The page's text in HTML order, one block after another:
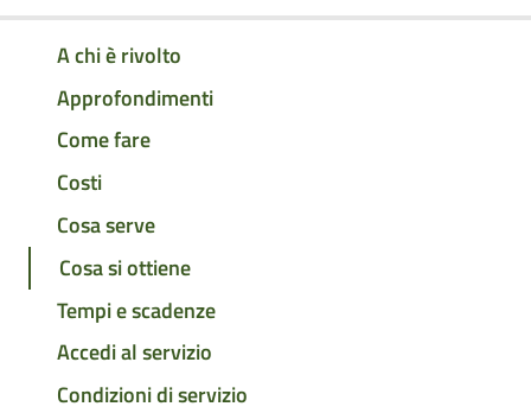
A chi è rivolto
Approfondimenti
Come fare
Costi
Cosa serve
Cosa si ottiene
Tempi e scadenze
Accedi al servizio
Condizioni di servizio